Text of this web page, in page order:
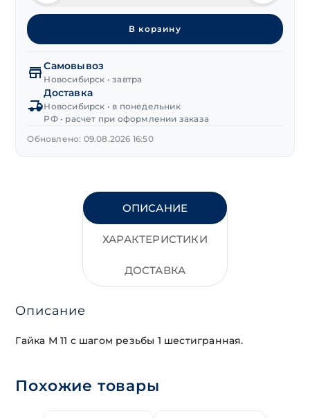
товара
Гайка
автомобильная
мелкая
резьба
В корзину
Самовывоз
Новосибирск • завтра
Доставка
Новосибирск • в понедельник
РФ • расчет при оформлении заказа
Обновлено: 09.08.2026 16:50
ОПИСАНИЕ
ХАРАКТЕРИСТИКИ
ДОСТАВКА
Описание
Гайка М 11 с шагом резьбы 1 шестигранная.
Похожие товары